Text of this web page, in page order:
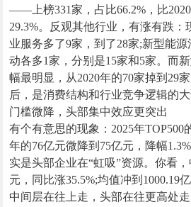
——上榜331家，占比66.2%，比
29.3%。反观其他行业，有涨有跌：
业服务多了9家，到了28家;新型能
动各多1家，分别是15家和5家。而
幅最明显，从2020年的70家掉到29
后，是消费结构和行业竞争逻辑的大
门槛微降，头部集中效应更突出
有个有意思的现象：2025年TOP500
年的76亿元微降到75亿元，降幅
实是头部企业在“虹吸”资源。你看
元，同比涨35.5%;均值冲到1000.19
中间层在往上走，头部在往更高处